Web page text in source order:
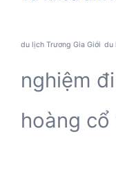
du lịch Trương Gia Giới du
nghiệm
hoàng cổ